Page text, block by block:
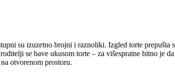
su izuzetno brojni i raznoliki. Izgled torte prepušta
se bave ukusom torte – za višespratne bitno je
otvorenom prostoru.